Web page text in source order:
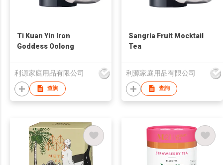
Ti Kuan Yin Iron
Goddess Oolong
利源家庭用品有限公司
查詢
Sangria Fruit Mocktail
Tea
利源家庭用品有限公司
查詢